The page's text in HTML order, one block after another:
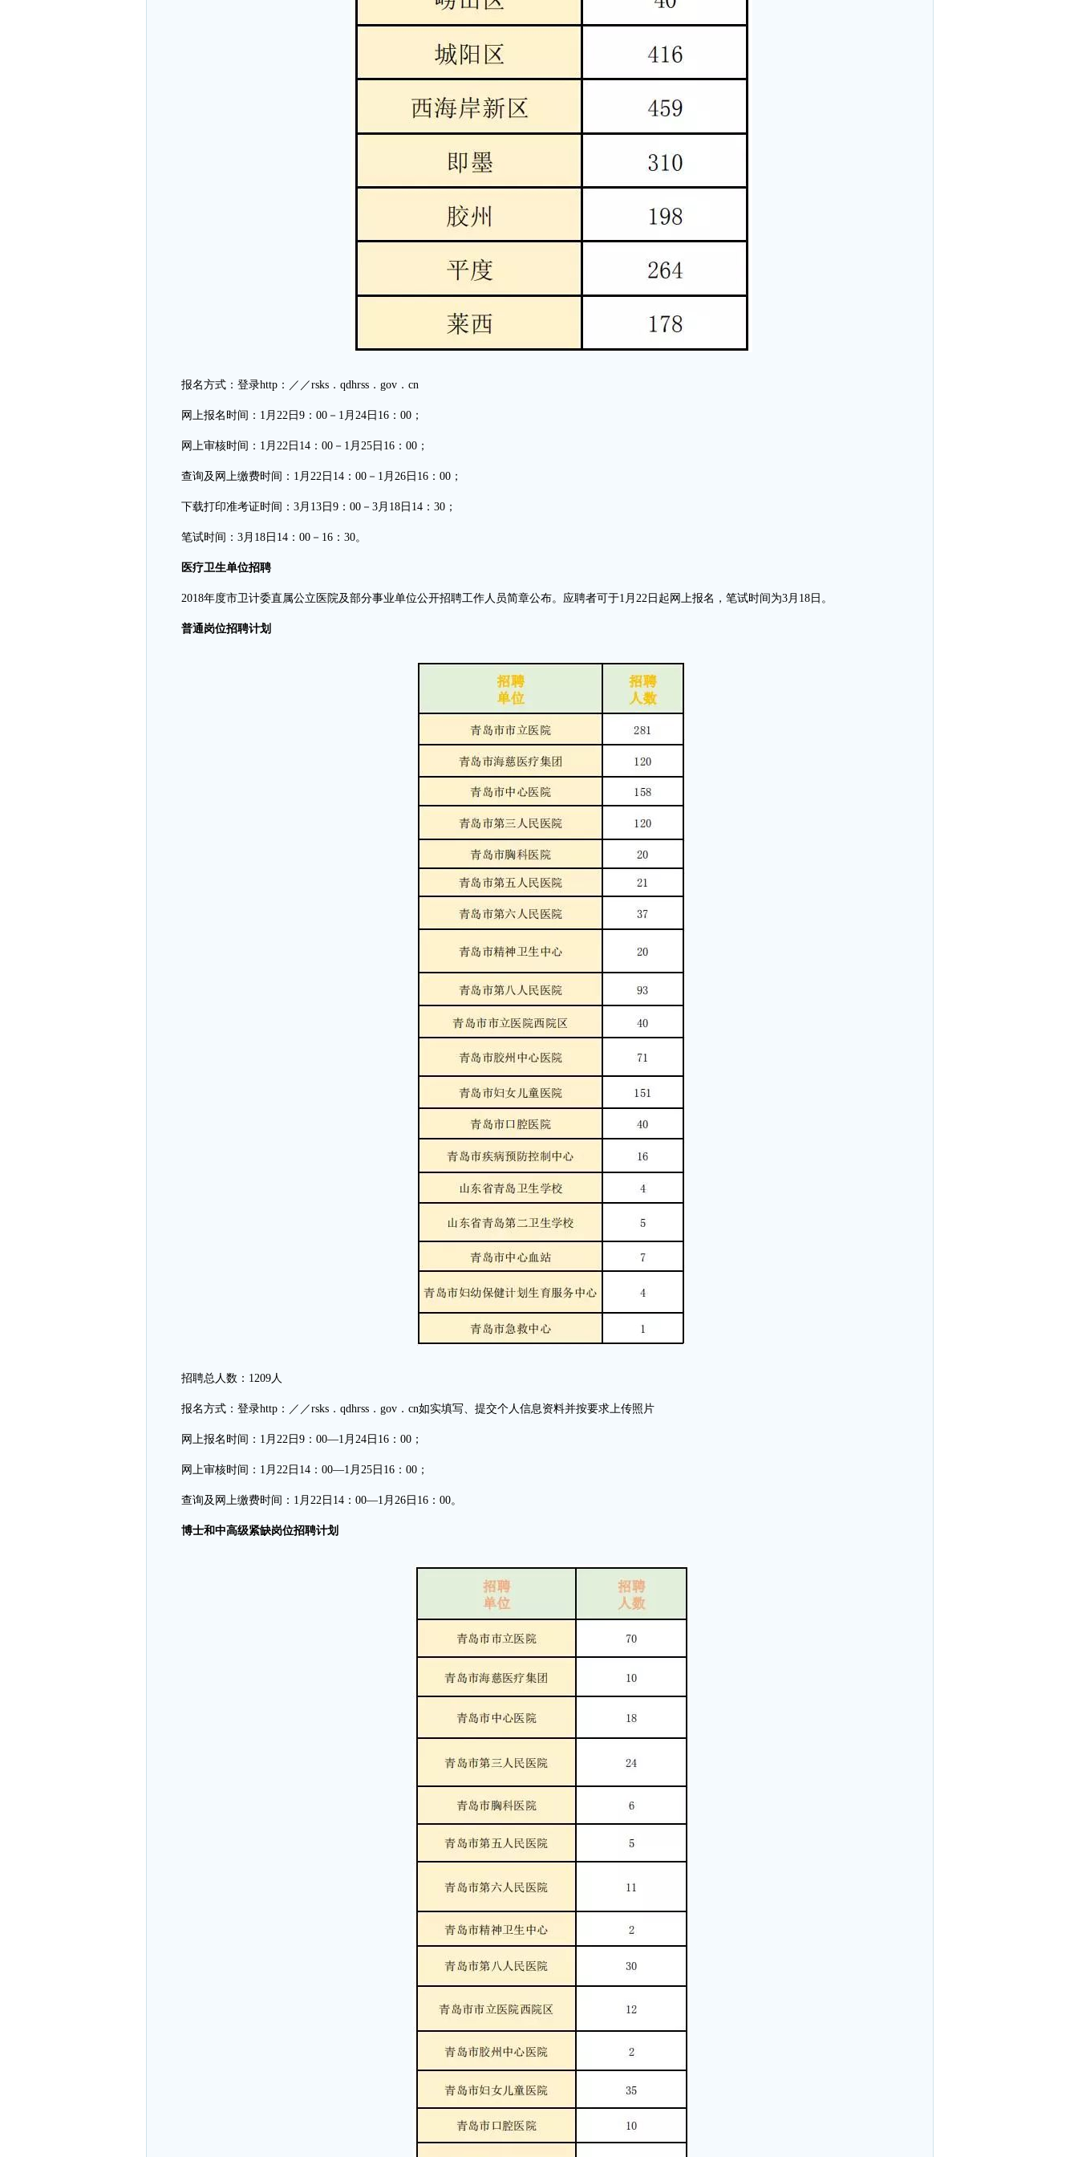
报名方式：登录http：／／rsks．qdhrss．gov．cn
网上报名时间：1月22日9：00－1月24日16：00；
网上审核时间：1月22日14：00－1月25日16：00；
查询及网上缴费时间：1月22日14：00－1月26日16：00；
下载打印准考证时间：3月13日9：00－3月18日14：30；
笔试时间：3月18日14：00－16：30。
医疗卫生单位招聘
2018年度市卫计委直属公立医院及部分事业单位公开招聘工作人员简章公布。应聘者可于1月22日起网上报名，笔试时间为3月18日。
普通岗位招聘计划
招聘总人数：1209人
报名方式：登录http：／／rsks．qdhrss．gov．cn如实填写、提交个人信息资料并按要求上传照片
网上报名时间：1月22日9：00—1月24日16：00；
网上审核时间：1月22日14：00—1月25日16：00；
查询及网上缴费时间：1月22日14：00—1月26日16：00。
博士和中高级紧缺岗位招聘计划